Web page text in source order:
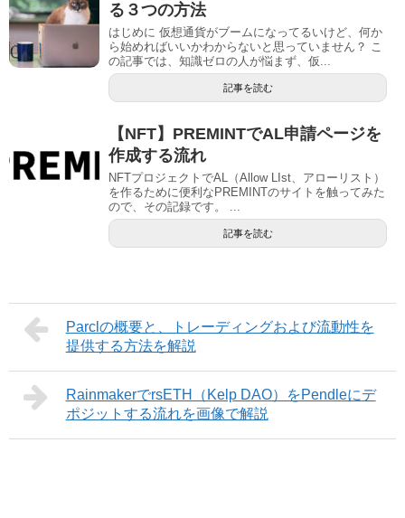
る３つの方法
はじめに 仮想通貨がブームになってるいけど、何か
ら始めればいいかわからないと思っていません？ こ
の記事では、知識ゼロの人が悩まず、仮...
記事を読む
【NFT】PREMINTでAL申請ページを
作成する流れ
NFTプロジェクトでAL（Allow LIst、アローリスト）
を作るために便利なPREMINTのサイトを触ってみた
ので、その記録です。 ...
記事を読む
Parclの概要と、トレーディングおよび流動性を
提供する方法を解説
RainmakerでrsETH（Kelp DAO）をPendleにデ
ポジットする流れを画像で解説